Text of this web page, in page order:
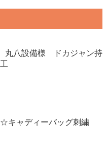
丸八設備様 ドカジャン持
ャディーバッグ刺繍